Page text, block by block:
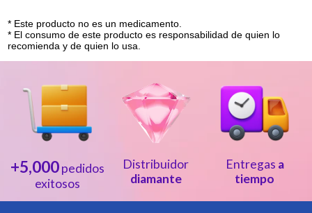
* Este producto no es un medicamento.
* El consumo de este producto es responsabilidad de quien lo
recomienda y de quien lo usa.
+5,000pedidos
exitosos
Distribuidor
diamante
Entregas a
tiempo